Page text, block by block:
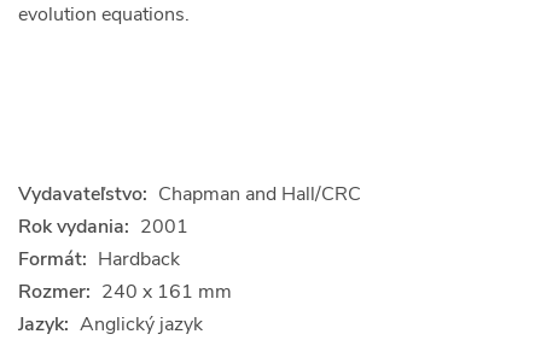
evolution equations.
Vydavateľstvo: Chapman and Hall/CRC
Rok vydania: 2001
Formát: Hardback
Rozmer: 240 x 161 mm
Jazyk: Anglický jazyk